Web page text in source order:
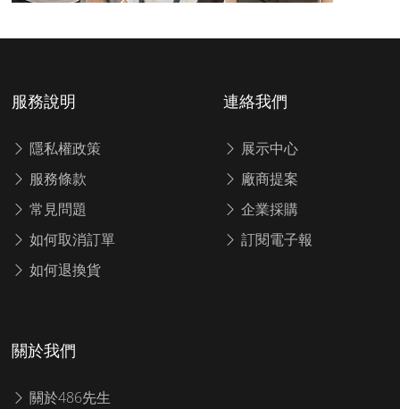
服務說明
隱私權政策
服務條款
常見問題
如何取消訂單
如何退換貨
連絡我們
展示中心
廠商提案
企業採購
訂閱電子報
關於我們
關於486先生